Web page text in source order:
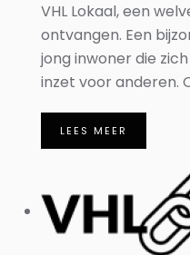
VHL Lokaal, een
ontvangen. Een
jong inwoner die
inzet voor anderen.
LEES MEER